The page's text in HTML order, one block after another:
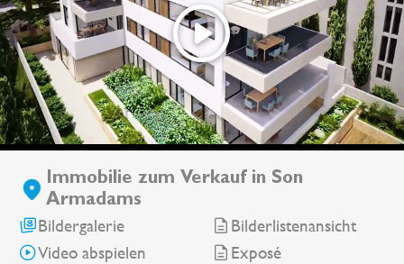
Immobilie zum Verkauf in Son
Armadams
Bildergalerie
Video abspielen
Bilderlistenansicht
Exposé